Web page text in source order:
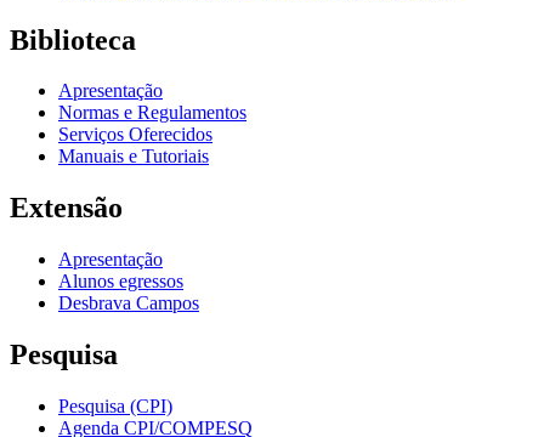
Biblioteca
Apresentação
Normas e Regulamentos
Serviços Oferecidos
Manuais e Tutoriais
Extensão
Apresentação
Alunos egressos
Desbrava Campos
Pesquisa
Pesquisa (CPI)
Agenda CPI/COMPESQ